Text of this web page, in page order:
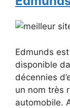
Edmunds
disponible
décennies
un nom très
automobile.